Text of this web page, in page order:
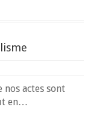
actes sont
en…